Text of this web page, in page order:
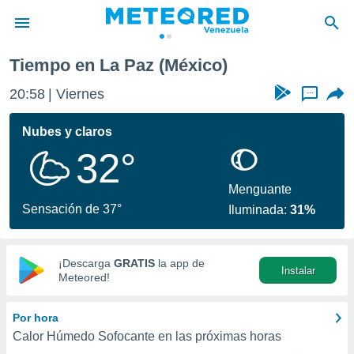
de
ha
calidad.
a este
las
y
digital
basada
Tiempo en La Paz (México)
20:58 Viernes ...
Nubes y claros
32°
Sensación de 37°
Menguante
Iluminada:31%
¡Descarga GRATIS la app de
Meteored!
Instalar
Por hora
Calor Húmedo Sofocante en las próximas horas